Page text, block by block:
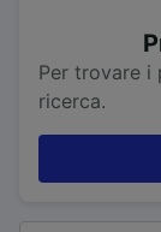
Per trovare i
ricerca.